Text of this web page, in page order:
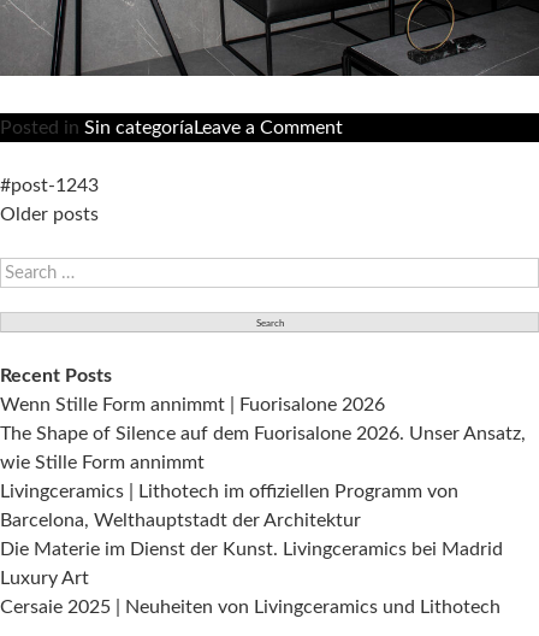
Posted in Sin categoría Leave a Commenton
Kampagne
Ceramics
#post-1243
Posts
Older posts
Search
Recent Posts
Wenn Stille Form annimmt | Fuorisalone 2026
The Shape of Silence auf dem Fuorisalone 2026. Unser Ansatz,
wie Stille Form annimmt
Livingceramics | Lithotech im offiziellen Programm von
Barcelona, Welthauptstadt der Architektur
Die Materie im Dienst der Kunst. Livingceramics bei Madrid
Luxury Art
Cersaie 2025 | Neuheiten von Livingceramics und Lithotech